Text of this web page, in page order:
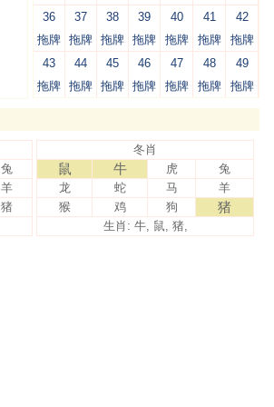
36
拖牌
37
拖牌
38
拖牌
39
拖牌
40
拖牌
41
拖牌
42
拖牌
43
拖牌
44
拖牌
45
拖牌
46
拖牌
47
拖牌
48
拖牌
49
拖牌
兔
羊
猪
冬肖
鼠 牛 虎
兔
龙
蛇 马
羊
猴
鸡 狗 猪
生肖: 牛, 鼠, 猪,